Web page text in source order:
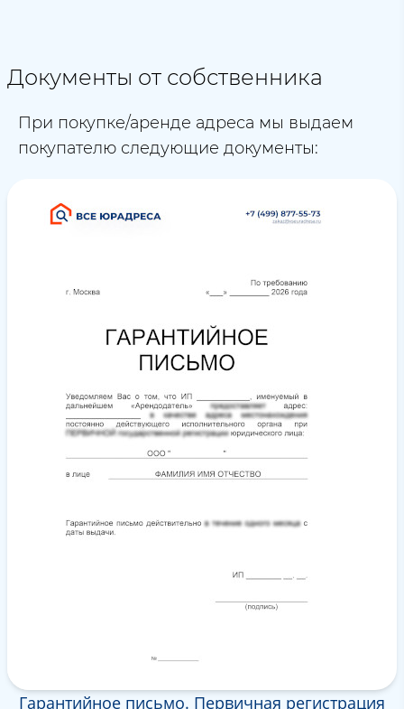
Документы от собственника
При покупке/аренде адреса мы выдаем
покупателю следующие документы:
Гарантийное письмо. Первичная регистрация